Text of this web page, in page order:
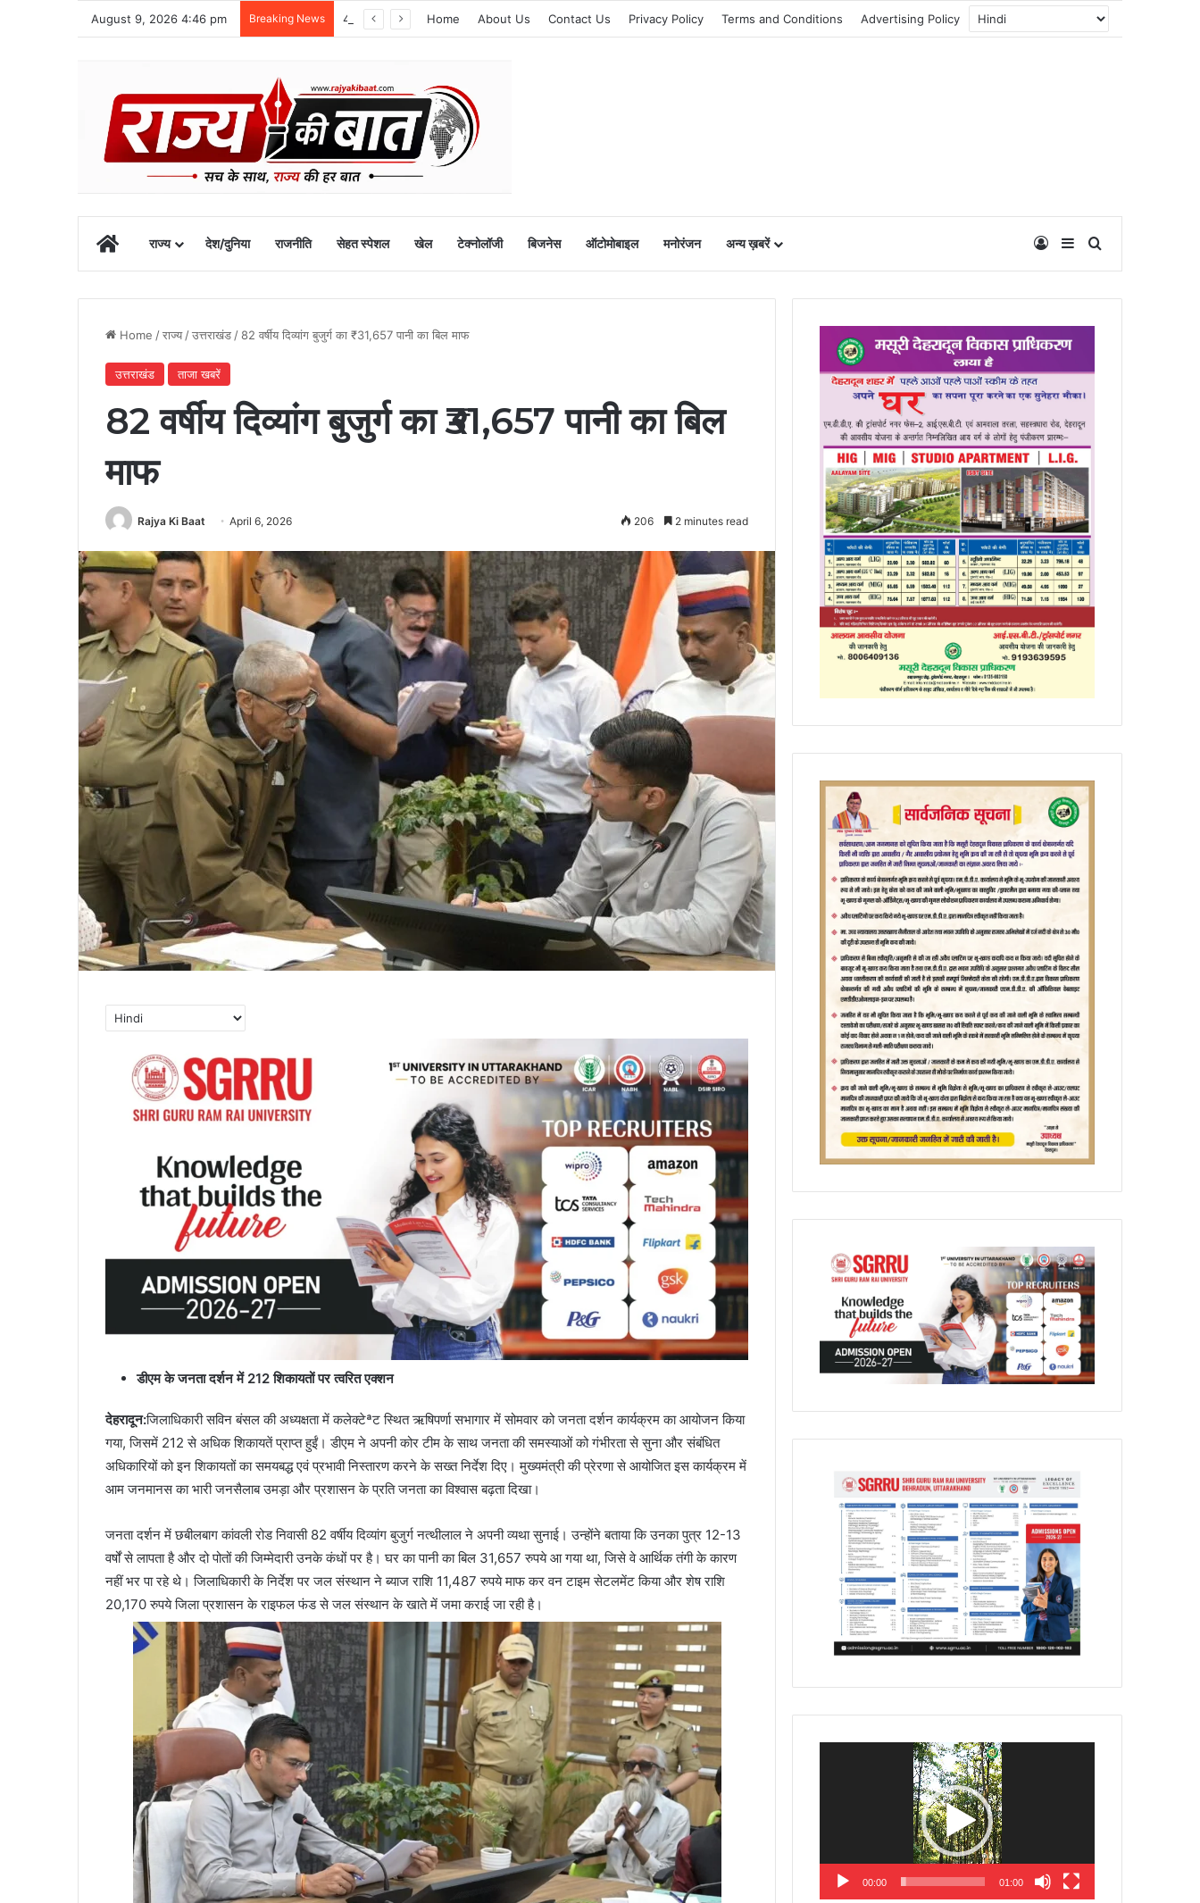
August 9, 2026 4:46 pm Breaking News Home About Us Contact Us Privacy Policy Terms and Conditions Advertising Policy
Homeराज्य देश/दुनिया राजनीति सेहत स्पेशल खेल टेक्नोलॉजी बिजनेस ऑटोमोबाइल मनोरंजन अन्य ख़बरें Log InSidebar
Home /राज्य /उत्तराखंड /82 वर्षीय दिव्यांग बुजुर्ग का ₹31,657 पानी का बिल माफ
उत्तराखंड ताजा खबरें
82 वर्षीय दिव्यांग बुजुर्ग का ₹31,657 पानी का बिल
माफ
Rajya Ki Baat April 6, 2026 206 2 minutes read
डीएम के जनता दर्शन में 212 शिकायतों पर त्वरित एक्शन
देहरादून:जिलाधिकारी सविन बंसल की अध्यक्षता में कलेक्टेªट स्थित ऋषिपर्णा सभागार में सोमवार को जनता दर्शन कार्यक्रम का आयोजन किया
गया, जिसमें 212 से अधिक शिकायतें प्राप्त हुईं। डीएम ने अपनी कोर टीम के साथ जनता की समस्याओं को गंभीरता से सुना और संबंधित
अधिकारियों को इन शिकायतों का समयबद्ध एवं प्रभावी निस्तारण करने के सख्त निर्देश दिए। मुख्यमंत्री की प्रेरणा से आयोजित इस कार्यक्रम में
आम जनमानस का भारी जनसैलाब उमड़ा और प्रशासन के प्रति जनता का विश्वास बढ़ता दिखा।
जनता दर्शन में छबीलबाग कांवली रोड निवासी 82 वर्षीय दिव्यांग बुजुर्ग नत्थीलाल ने अपनी व्यथा सुनाई। उन्होंने बताया कि उनका पुत्र 12-13
वर्षों से लापता है और दो पोतों की जिम्मेदारी उनके कंधों पर है। घर का पानी का बिल 31,657 रुपये आ गया था, जिसे वे आर्थिक तंगी के कारण
नहीं भर पा रहे थे। जिलाधिकारी के निर्देश पर जल संस्थान ने ब्याज राशि 11,487 रुपये माफ कर वन टाइम सेटलमेंट किया और शेष राशि
20,170 रुपये जिला प्रशासन के राइफल फंड से जल संस्थान के खाते में जमा कराई जा रही है।
00:00 01:00